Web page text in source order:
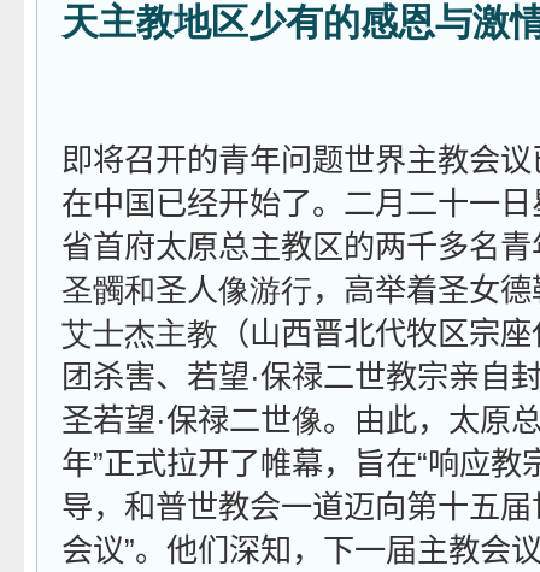
天主教地区少有的感恩与激
即将召开的青年问题世界主教会
在中国已经开始了。二月二十一
省首府太原总主教区的两千多名
圣髑和圣人像游行，高举着圣女
艾士杰主教 （山西晋北代牧区宗
团杀害、若望·保禄二世教宗亲自
圣若望·保禄二世像。由此，太原
年”正式拉开了帷幕，旨在“响应教
导，和普世教会一道迈向第十五
会议”。他们深知，下一届主教会